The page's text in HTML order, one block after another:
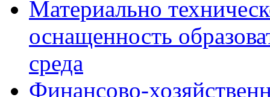
Материально
оснащенность
среда
Финансово-